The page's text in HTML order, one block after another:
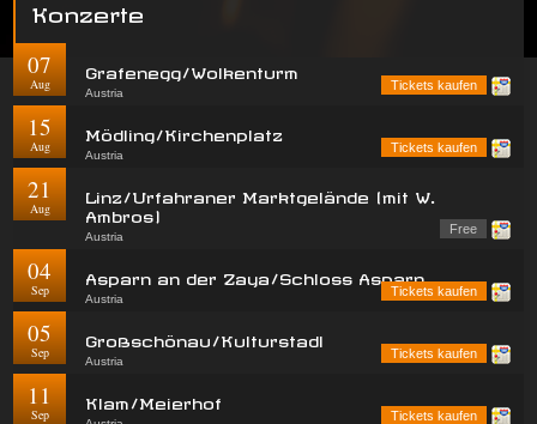
Konzerte
07
Aug
Grafenegg/Wolkenturm
Austria
Tickets kaufen
15
Aug
Mödling/Kirchenplatz
Austria
Tickets kaufen
21
Aug
Linz/Urfahraner Marktgelände (mit W.
Ambros)
Austria
Free
04
Sep
Asparn an der Zaya/Schloss Asparn
Austria
Tickets kaufen
05
Sep
Großschönau/Kulturstadl
Austria
Tickets kaufen
11
Sep
Klam/Meierhof
Tickets kaufen